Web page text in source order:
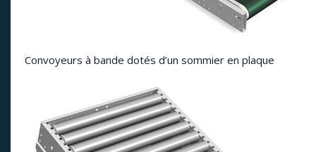
Convoyeurs à bande dotés d’un sommier en plaque